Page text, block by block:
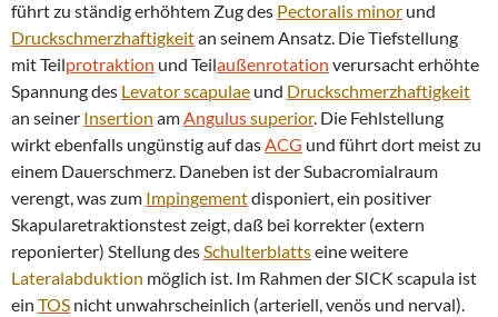
führt zu ständig erhöhtem Zug des Pectoralis minor und
Druckschmerzhaftigkeitan seinem Ansatz. Die Tiefstellung
mit Teilprotraktion und Teilaußenrotation verursacht erhöhte
Spannung des Levator scapulae und Druckschmerzhaftigkeit
an seiner Insertion amAngulussuperior. Die Fehlstellung
wirkt ebenfalls ungünstig auf dasACG und führt dort meist zu
einem Dauerschmerz. Daneben ist der Subacromialraum
verengt, was zum Impingementdisponiert, ein positiver
Skapularetraktionstest zeigt, daß bei korrekter (extern
reponierter) Stellung desSchulterblattseine weitere
Lateralabduktion möglich ist. Im Rahmen der SICK scapula ist
ein TOS nicht unwahrscheinlich (arteriell, venös und nerval).